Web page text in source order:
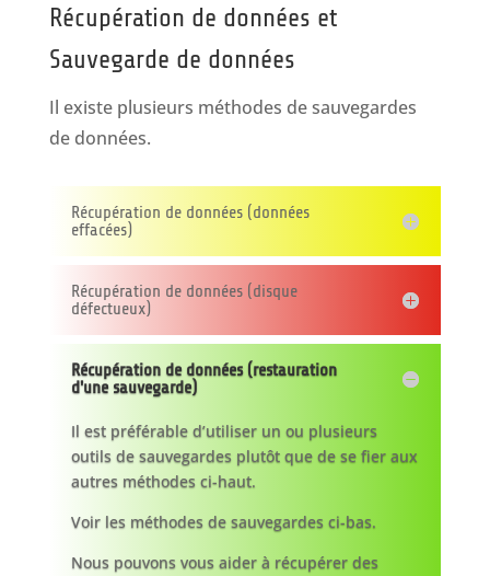
Récupération de données et
Sauvegarde de données
Il existe plusieurs méthodes de sauvegardes
de données.
Récupération de données (données
effacées)
Récupération de données (disque
défectueux)
Récupération de données (restauration
d'une sauvegarde)
Il est préférable d’utiliser un ou plusieurs
outils de sauvegardes plutôt que de se fier aux
autres méthodes ci-haut.
Voir les méthodes de sauvegardes ci-bas.
Nous pouvons vous aider à récupérer des